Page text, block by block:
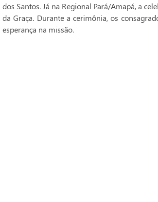
dos Santos. Já na Regional Pará/Amapá, a
da Graça. Durante a cerimônia, os
esperança na missão.